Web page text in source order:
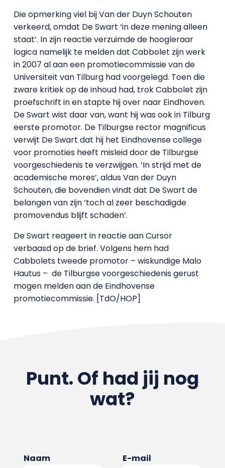
Die opmerking viel bij Van der Duyn Schouten
verkeerd, omdat De Swart ‘in deze mening alleen
staat’. In zijn reactie verzuimde de hoogleraar
logica namelijk te melden dat Cabbolet zijn werk
in 2007 al aan een promotiecommissie van de
Universiteit van Tilburg had voorgelegd. Toen die
zware kritiek op de inhoud had, trok Cabbolet zijn
proefschrift in en stapte hij over naar Eindhoven.
De Swart wist daar van, want hij was ook in Tilburg
eerste promotor. De Tilburgse rector magnificus
verwijt De Swart dat hij het Eindhovense college
voor promoties heeft misleid door de Tilburgse
voorgeschiedenis te verzwijgen. ‘In strijd met de
academische mores’, aldus Van der Duyn
Schouten, die bovendien vindt dat De Swart de
belangen van zijn ‘toch al zeer beschadigde
promovendus blijft schaden’.
De Swart reageert in reactie aan Cursor
verbaasd op de brief. Volgens hem had
Cabbolets tweede promotor – wiskundige Malo
Hautus – de Tilburgse voorgeschiedenis gerust
mogen melden aan de Eindhovense
promotiecommissie. [TdO/HOP]
Punt. Of had jij nog
wat?
Naam E-mail